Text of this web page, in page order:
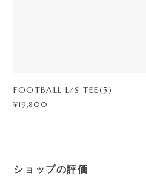
FOOTBALL L/S TEE(5)
¥19,800
ショップの評価